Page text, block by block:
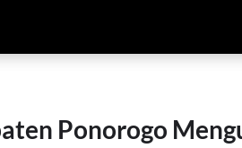
Ponorogo